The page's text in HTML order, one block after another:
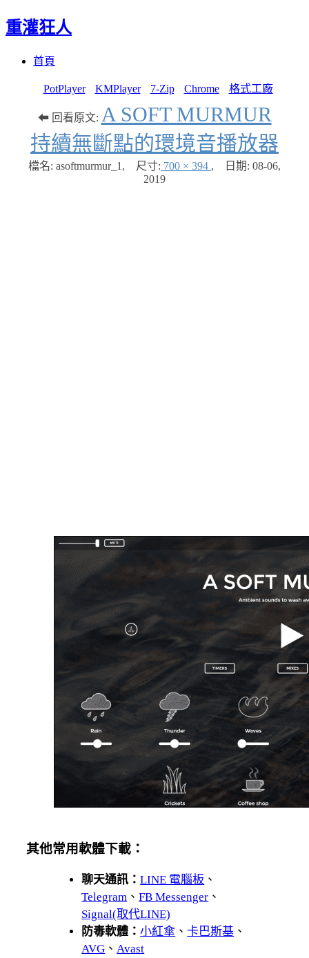
重灌狂人
首頁
PotPlayer KMPlayer 7-Zip Chrome 格式工廠
⬅ 回看原文: A SOFT MURMUR
持續無斷點的環境音播放器
檔名: asoftmurmur_1 , 尺寸: 700 × 394 , 日期: 08-06,
2019
其他常用軟體下載：
聊天通訊：LINE 電腦板 、
Telegram 、FB Messenger 、
Signal(取代LINE)
防毒軟體：小紅傘 、卡巴斯基 、
AVG 、 Avast